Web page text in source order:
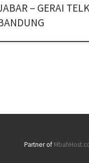
– GERAI
Partner of